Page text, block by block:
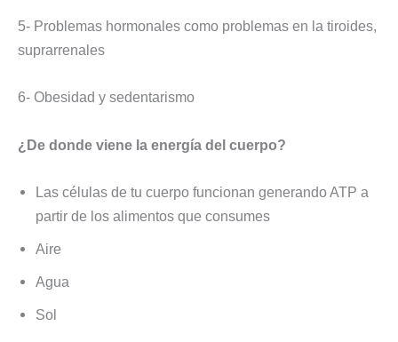
5- Problemas hormonales como problemas en la tiroides,
suprarrenales
6- Obesidad y sedentarismo
¿De donde viene la energía del cuerpo?
Las células de tu cuerpo funcionan generando ATP a
partir de los alimentos que consumes
Aire
Agua
Sol